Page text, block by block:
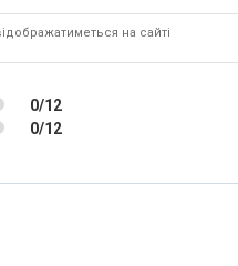
на сайті
0/12
0/12